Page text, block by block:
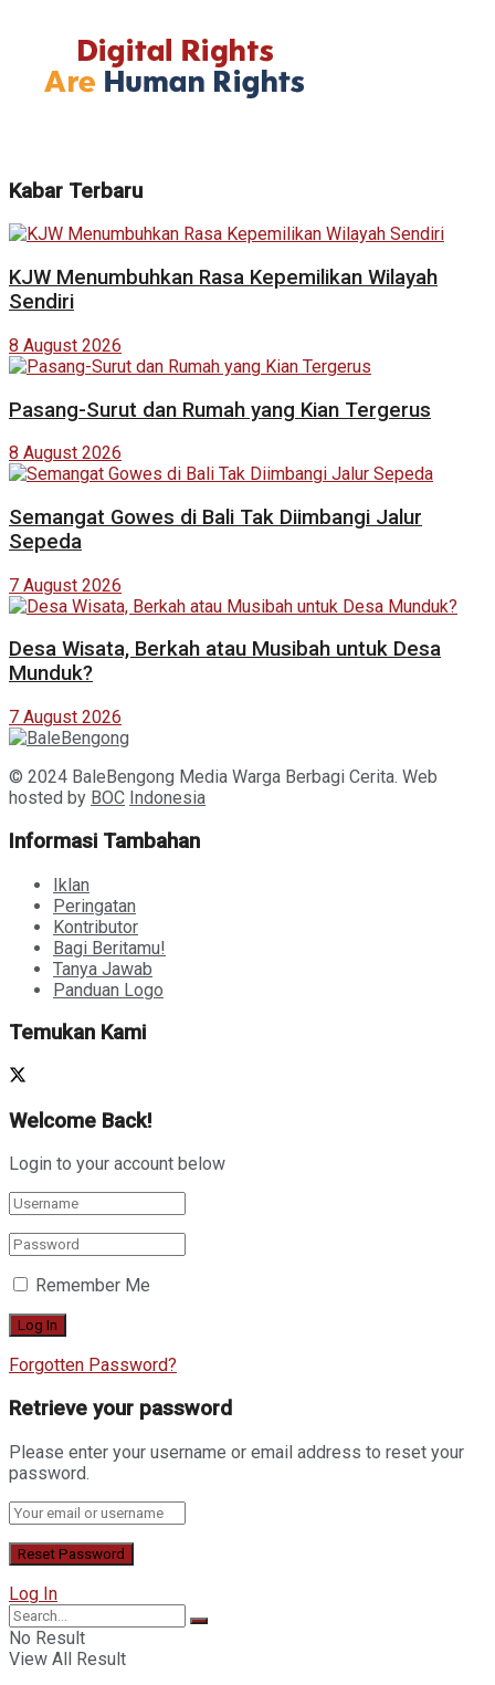
Kabar Terbaru
KJW Menumbuhkan Rasa Kepemilikan Wilayah
Sendiri
8 August 2026
Pasang-Surut dan Rumah yang Kian Tergerus
8 August 2026
Semangat Gowes di Bali Tak Diimbangi Jalur
Sepeda
7 August 2026
Desa Wisata, Berkah atau Musibah untuk Desa
Munduk?
7 August 2026
© 2024 BaleBengong Media Warga Berbagi Cerita. Web
hosted by BOC Indonesia
Informasi Tambahan
Iklan
Peringatan
Kontributor
Bagi Beritamu!
Tanya Jawab
Panduan Logo
Temukan Kami
Welcome Back!
Login to your account below
Remember Me
Forgotten Password?
Retrieve your password
Please enter your username or email address to reset your
password.
Log In
No Result
View All Result